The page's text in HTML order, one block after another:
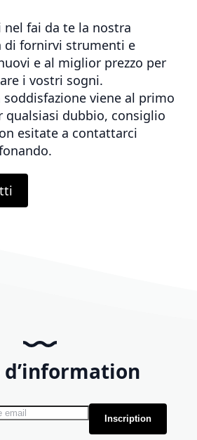
nel fai da te la nostra
di fornirvi strumenti e
e al miglior prezzo per
i vostri sogni.
viene al primo
qualsiasi dubbio, consiglio
esitate a contattarci
lettre d’information :Inscription